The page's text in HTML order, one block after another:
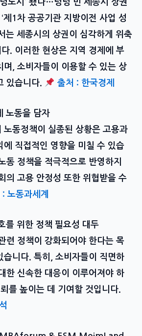
도시’ 됐다…텅텅 빈 세종시 상권
제1차 공공기관 지방이전 사업 성
는 세종시의 상권이 심각하게 위축
. 이러한 현상은 지역 경제에 부
며, 소비자들이 이용할 수 있는 상
있습니다.
출처 : 한국경제
노동을 담자
노동정책이 실종된 상황은 고용과
에 직접적인 영향을 미칠 수 있습
동 정책을 적극적으로 반영하지
의 고용 안정성 또한 위협받을 수
노동과세계
를 위한 정책 필요성 대두
련 정책이 강화되어야 한다는 목
습니다. 특히, 소비자들이 직면하
한 신속한 대응이 이루어져야 하
를 높이는 데 기여할 것입니다.